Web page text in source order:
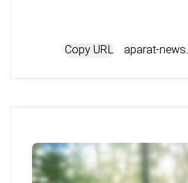
Copy URL